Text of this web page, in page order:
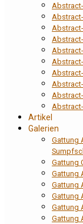
Artikel
Galerien
Gattung
Gattung
Gattung
Gattung
Gattung
Gattung
Gattung